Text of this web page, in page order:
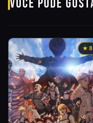
Você pode
★